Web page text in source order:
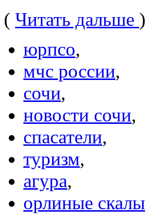
( Читать дальше )
юрпсо,
мчс россии,
сочи,
новости сочи,
спасатели,
туризм,
агура,
орлиные скалы